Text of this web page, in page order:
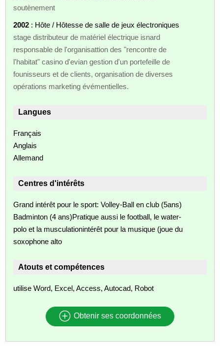
soutènement
2002 : Hôte / Hôtesse de salle de jeux électroniques
stage distributeur de matériel électrique isnard
responsable de l'organisattion des "rencontre de
l'habitat" casino d'evian gestion d'un portefeille de
founisseurs et de clients, organisation de diverses
opérations marketing évémentielles.
Langues
Français
Anglais
Allemand
Centres d'intérêts
Grand intérêt pour le sport: Volley-Ball en club (5ans)
Badminton (4 ans)Pratique aussi le football, le water-
polo et la musculationintérêt pour la musique (joue du
soxophone alto
Atouts et compétences
utilise Word, Excel, Access, Autocad, Robot
Obtenir ses coordonnées